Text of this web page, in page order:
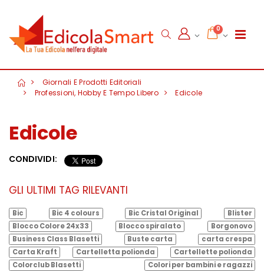
0
Giornali E Prodotti Editoriali
Professioni, Hobby E Tempo Libero
Edicole
Edicole
CONDIVIDI:
GLI ULTIMI TAG RILEVANTI
Bic Bic 4 colours Bic Cristal Original
Blister
Blocco Colore 24x33
Blocco spiralato
Borgonovo
Business Class Blasetti
Buste carta
carta crespa
Carta Kraft
Cartelletta polionda
Cartellette polionda
Colorclub Blasetti
Colori per bambini e ragazzi